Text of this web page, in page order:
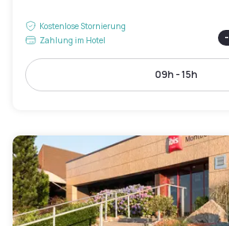
Kostenlose Stornierung
Zahlung im Hotel
-
09h - 15h